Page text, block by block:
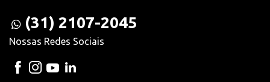
(31) 2107-2045
Nossas Redes Sociais